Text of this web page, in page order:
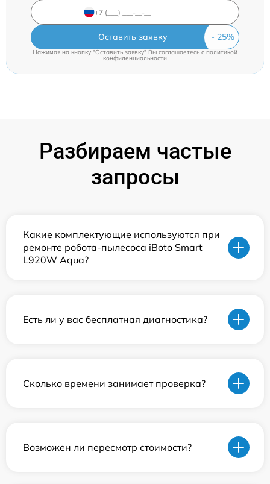
Оставить заявку
Нажимая на кнопку "Оставить заявку" Вы соглашаетесь c политикой
конфиденциальности
Разбираем частые
запросы
Какие комплектующие используются при
ремонте робота-пылесоса iBoto Smart
L920W Aqua?
Есть ли у вас бесплатная диагностика?
Сколько времени занимает проверка?
Возможен ли пересмотр стоимости?